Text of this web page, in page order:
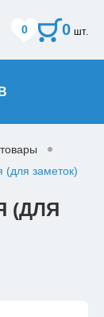
0 0 шт.
(для заметок)
(ДЛЯ